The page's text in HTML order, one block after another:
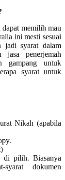
memilih mau
ini mesti sesuai
jadi syarat dalam
penerjemah
gampang untuk
syarat untuk
Nikah (apabila
di pilih. Biasanya
dokumen